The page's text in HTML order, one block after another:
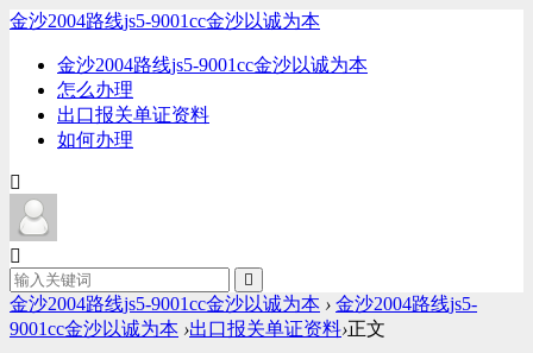
金沙2004路线js5-9001cc金沙以诚为本
金沙2004路线js5-9001cc金沙以诚为本
怎么办理
出口报关单证资料
如何办理
金沙2004路线js5-9001cc金沙以诚为本 › 金沙2004路线js5-
9001cc金沙以诚为本 ›出口报关单证资料›正文